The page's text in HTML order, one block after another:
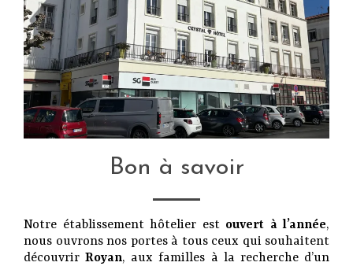
Bon à savoir
Notre établissement hôtelier est ouvert à l’année,
nous ouvrons nos portes à tous ceux qui souhaitent
découvrirRoyan, aux familles à la recherche d’un